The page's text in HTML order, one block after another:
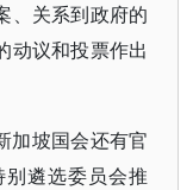
、关系到政府的
动议和投票作出
加坡国会还有官
遴选委员会推